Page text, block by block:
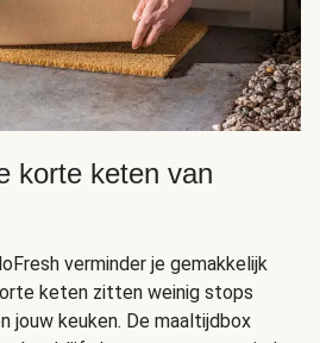
korte keten van
verminder je gemakkelijk
keten zitten weinig stops
jouw keuken. De maaltijdbox